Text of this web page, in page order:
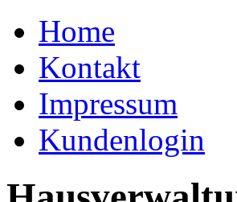
Home
Kontakt
Impressum
Kundenlogin